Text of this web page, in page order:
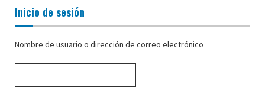
Inicio de sesión
Nombre de usuario o dirección de correo electrónico